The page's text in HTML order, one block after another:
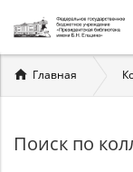
Вы
здесь
Главная
Поиск по